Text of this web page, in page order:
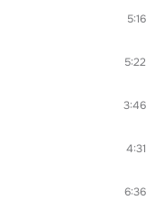
5:16
5:22
3:46
4:31
6:36